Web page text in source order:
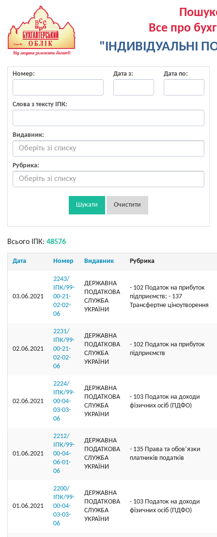
Все про
"ІНДИВІДУАЛЬНІ
Номер: Дата з: Дата по:
Слова з тексту ІПК:
Видавник:
Рубрика:
Шукати Очистити
Всього ІПК: 48576
Дата Номер Видавник Рубрика
03.06.2021
2243/
ІПК/99-
00-21-
02-02-
06
ДЕРЖАВНА
ПОДАТКОВА
СЛУЖБА
УКРАЇНИ
- 102 Податок на прибуток
підприємств; - 137
Трансфертне ціноутворення
02.06.2021
2231/
ІПК/99-
00-21-
02-02-
06
ДЕРЖАВНА
ПОДАТКОВА
СЛУЖБА
УКРАЇНИ
- 102 Податок на прибуток
підприємств
02.06.2021
2224/
ІПК/99-
00-04-
03-03-
06
ДЕРЖАВНА
ПОДАТКОВА
СЛУЖБА
УКРАЇНИ
- 103 Податок на доходи
фізичних осіб (ПДФО)
01.06.2021
2212/
ІПК/99-
00-04-
06-01-
06
ДЕРЖАВНА
ПОДАТКОВА
СЛУЖБА
УКРАЇНИ
- 135 Права та обов’язки
платників податків
01.06.2021
2200/
ІПК/99-
00-04-
03-03-
06
ДЕРЖАВНА
ПОДАТКОВА
СЛУЖБА
УКРАЇНИ
- 103 Податок на доходи
фізичних осіб (ПДФО)